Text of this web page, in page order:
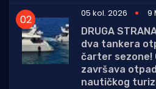
05 kol. 2026
9
DRUGA
dva tankera
čarter sezone!
završava
nautičkog